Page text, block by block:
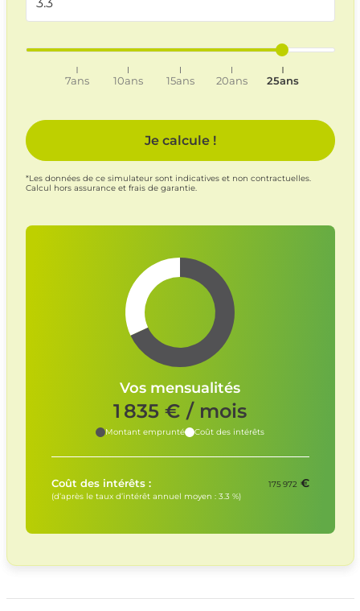
7ans 10ans 15ans 20ans 25ans
Je calcule !
*Les données de ce simulateur sont indicatives et non contractuelles.
Calcul hors assurance et frais de garantie.
Vos mensualités
1 835 € / mois
Montant emprunté Coût des intérêts
Coût des intérêts : 175 972€
(d’après le taux d’intérêt annuel moyen : 3.3 %)